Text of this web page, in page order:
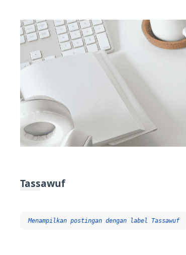
Tassawuf
Menampilkan postingan dengan label Tassawuf